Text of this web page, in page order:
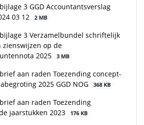
3 GGD Accountantsverslag
03 12
2 MB
3 Verzamelbundel schriftelijk
zienswijzen op de
2025
3 MB
aan raden Toezending concept-
2025 GGD NOG
368 KB
aan raden Toezending
jaarstukken 2023
176 KB